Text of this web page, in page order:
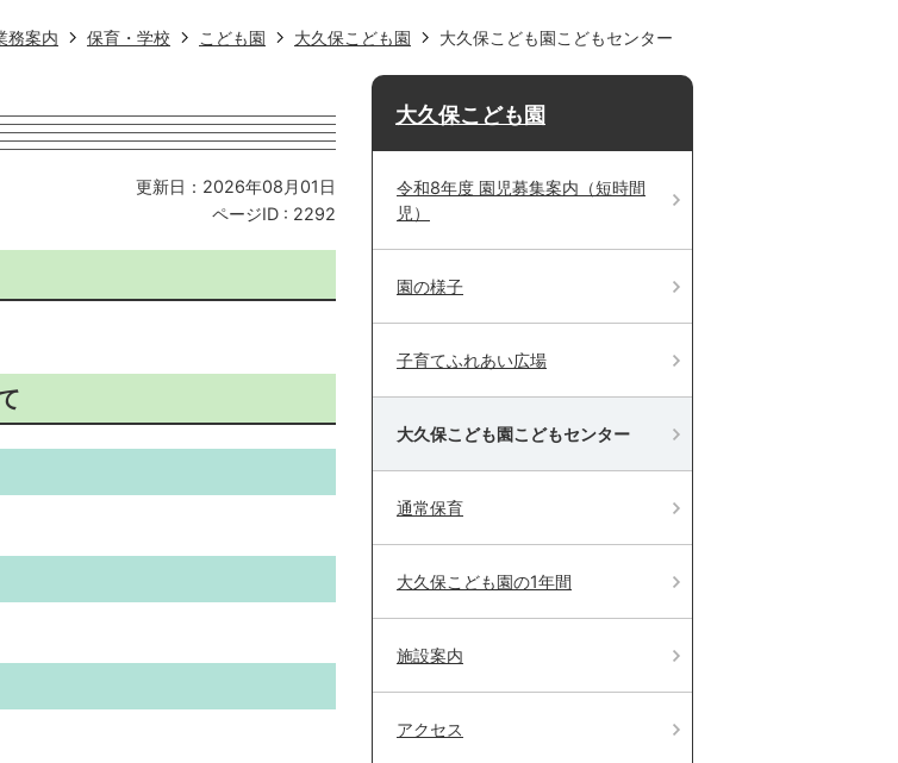
務案内 保育・学校 こども園 大久保こども園 大久保こども園こどもセンター
更新日：2026年08月01日
ページID : 2292
大久保こども園
令和8年度 園児募集案内（短時間
児）
園の様子
子育てふれあい広場
大久保こども園こどもセンター
通常保育
大久保こども園の1年間
施設案内
アクセス